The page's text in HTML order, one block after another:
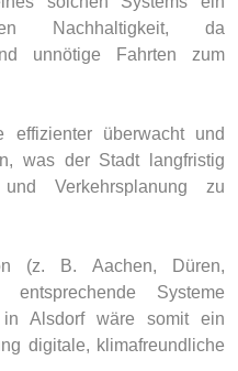
Nachhaltigkeit, da
unnötige Fahrten zum
effizienter überwacht und
was der Stadt langfristig
und Verkehrsplanung zu
(z. B. Aachen, Düren,
Systeme
in Alsdorf wäre somit ein
digitale, klimafreundliche